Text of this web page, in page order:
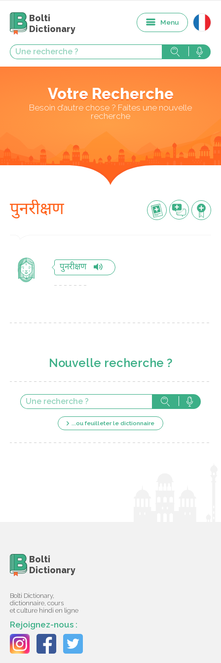
Bolti
Dictionary
Menu
Votre Recherche
Besoin d’autre chose ? Faites une nouvelle
recherche
पुनरीक्षण
पुनरीक्षण
Nouvelle recherche ?
...ou feuilleter le dictionnaire
Bolti
Dictionary
Bolti Dictionary,
dictionnaire, cours
et culture hindi en ligne
Rejoignez-nous :